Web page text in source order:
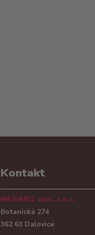
Kontakt
NASIAKO spol. s.r.o.
Botanická 274
362 63 Dalovice